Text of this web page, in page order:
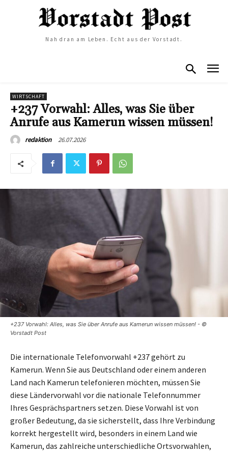
Nah dran am Leben. Echt aus der Vorstadt.
WIRTSCHAFT
+237 Vorwahl: Alles, was Sie über
Anrufe aus Kamerun wissen müssen!
redaktion 26.07.2026
+237 Vorwahl: Alles, was Sie über Anrufe aus Kamerun wissen müssen! - ©
Vorstadt Post
Die internationale Telefonvorwahl +237 gehört zu
Kamerun. Wenn Sie aus Deutschland oder einem anderen
Land nach Kamerun telefonieren möchten, müssen Sie
diese Ländervorwahl vor die nationale Telefonnummer
Ihres Gesprächspartners setzen. Diese Vorwahl ist von
großer Bedeutung, da sie sicherstellt, dass Ihre Verbindung
korrekt hergestellt wird, besonders in einem Land wie
Kamerun, das zahlreiche unterschiedliche Ortsvorwahlen,